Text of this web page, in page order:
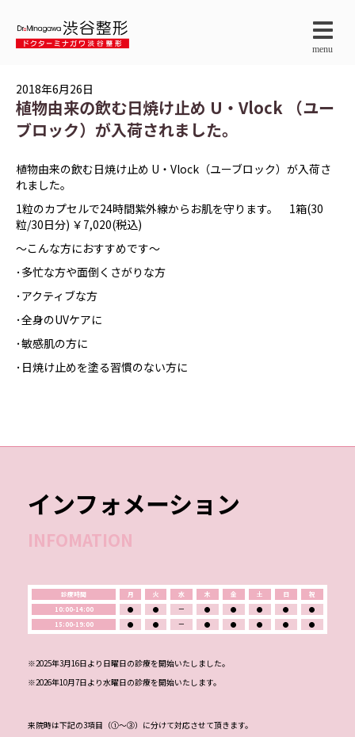
menu
2018年6月26日
植物由来の飲む日焼け止め U・Vlock （ユー
ブロック）が入荷されました。
植物由来の飲む日焼け止め U・Vlock（ユーブロック）が入荷さ
れました。
1粒のカプセルで24時間紫外線からお肌を守ります。 1箱(30
粒/30日分) ￥7,020(税込)
～こんな方におすすめです～
･多忙な方や面倒くさがりな方
･アクティブな方
･全身のUVケアに
･敏感肌の方に
･日焼け止めを塗る習慣のない方に
インフォメーション
INFOMATION
診療時間 月 火 水 木 金 土 日
祝
10:00-14:00
● ● ー ● ● ● ●
●
15:00-19:00
● ● ー ● ● ● ● ●
※2025年3月16日より日曜日の診療を開始いたしました。
※2026年10月7日より水曜日の診療を開始いたします。
来院時は下記の3項目（①～③）に分けて対応させて頂きます。